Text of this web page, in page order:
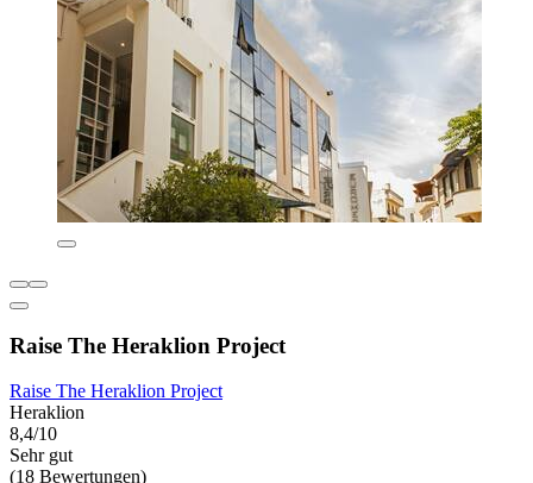
Raise The Heraklion Project
Raise The Heraklion Project
Heraklion
8,4/10
Sehr gut
(18 Bewertungen)